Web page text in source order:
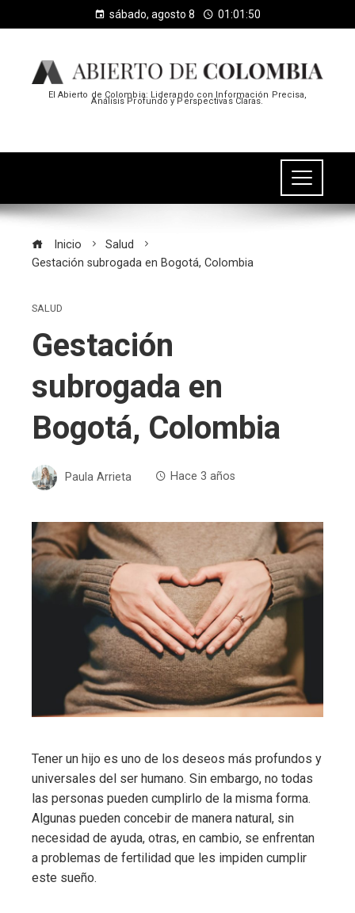
sábado, agosto 8 01:01:50
El Abierto de Colombia: Liderando con Información Precisa,
Análisis Profundo y Perspectivas Claras.
Inicio
Salud
Gestación subrogada en Bogotá, Colombia
SALUD
Gestación
subrogada en
Bogotá, Colombia
Paula Arrieta Hace 3 años
Tener un hijo es uno de los deseos más profundos y
universales del ser humano. Sin embargo, no todas
las personas pueden cumplirlo de la misma forma.
Algunas pueden concebir de manera natural, sin
necesidad de ayuda, otras, en cambio, se enfrentan
a problemas de fertilidad que les impiden cumplir
este sueño.